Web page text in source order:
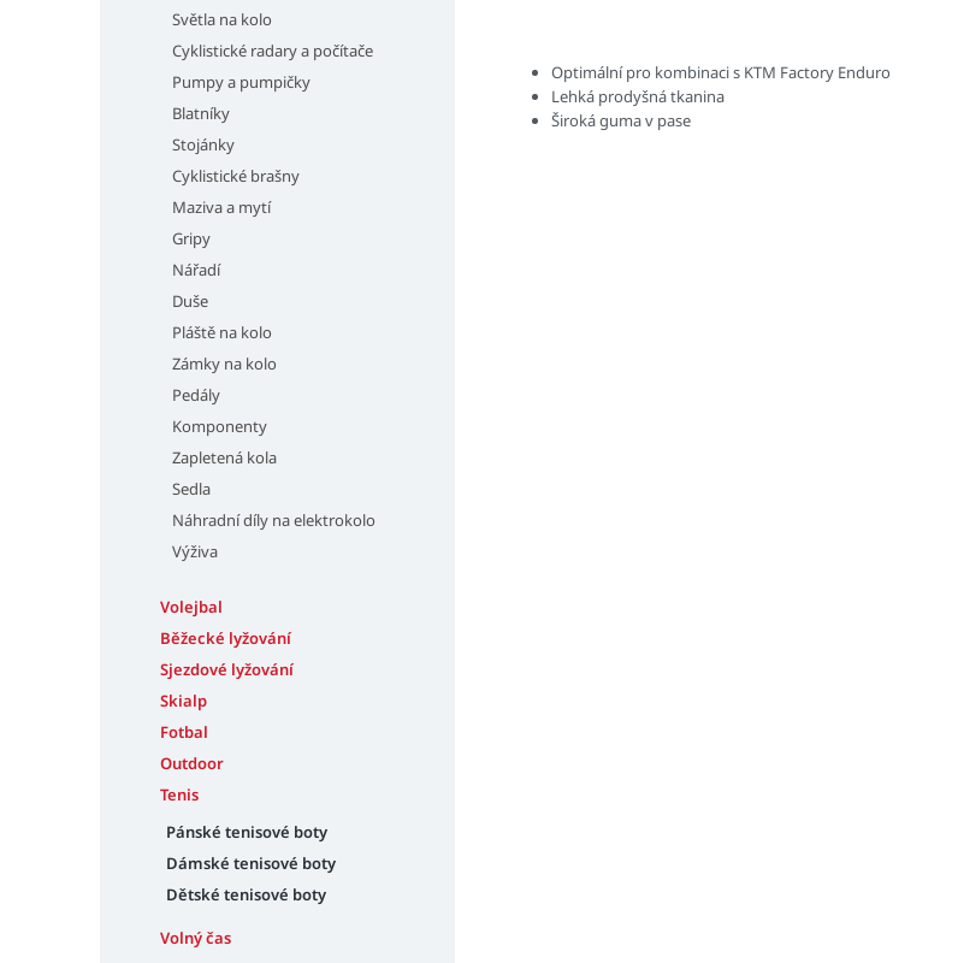
Světla na kolo
Cyklistické radary a počítače
Pumpy a pumpičky
Blatníky
Stojánky
Cyklistické brašny
Maziva a mytí
Gripy
Nářadí
Duše
Pláště na kolo
Zámky na kolo
Pedály
Komponenty
Zapletená kola
Sedla
Náhradní díly na elektrokolo
Výživa
Volejbal
Běžecké lyžování
Sjezdové lyžování
Skialp
Fotbal
Outdoor
Tenis
Pánské tenisové boty
Dámské tenisové boty
Dětské tenisové boty
Volný čas
Optimální pro kombinacis KTM Factory Enduro
Lehká prodyšná tkanina
Široká guma v pase